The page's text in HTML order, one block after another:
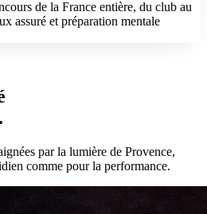
de la France entière, du club au
assuré et préparation mentale
par la lumière de Provence,
comme pour la performance.